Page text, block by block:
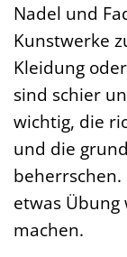
Nadel und
Kunstwerke
Kleidung
sind schier
wichtig, die
und die
beherrschen.
etwas
machen.